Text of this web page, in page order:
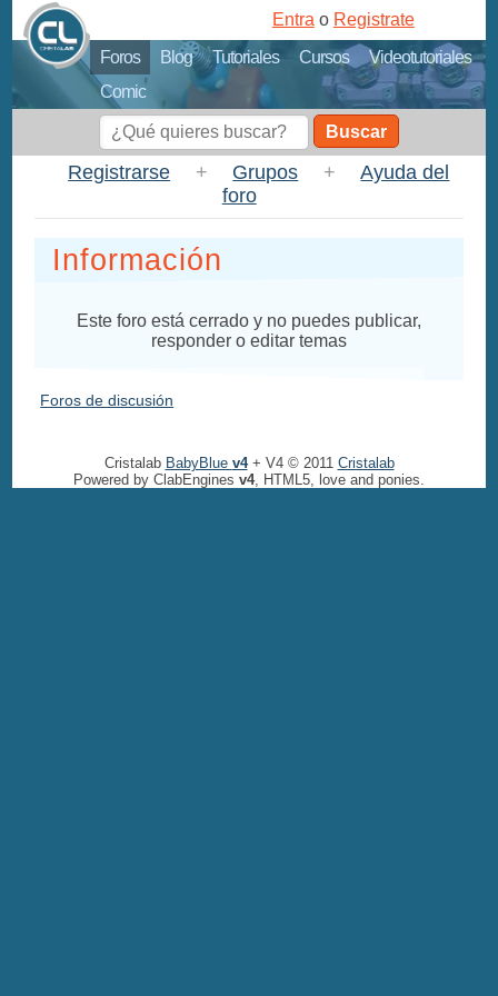
Foros Blog Tutoriales Cursos
Videotutoriales
Comic
Entra o Registrate
Buscar
Registrarse + Grupos +
Ayuda del
foro
Información
Este foro está cerrado y no puedes publicar,
responder o editar temas
Foros de discusión
Cristalab BabyBlue v4+ V4 © 2011 Cristalab
Powered by ClabEngines v4, HTML5, love and ponies.